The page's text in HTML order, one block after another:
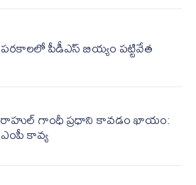
పరకాలలో పీడీఎస్‌ బియ్యం పట్టివేత
రాహుల్ గాంధీ ప్రధాని కావడం ఖాయం:
ఎంపీ కావ్య